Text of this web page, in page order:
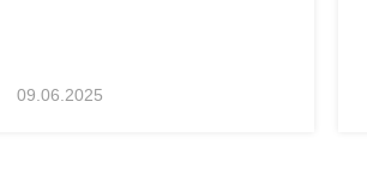
09.06.2025